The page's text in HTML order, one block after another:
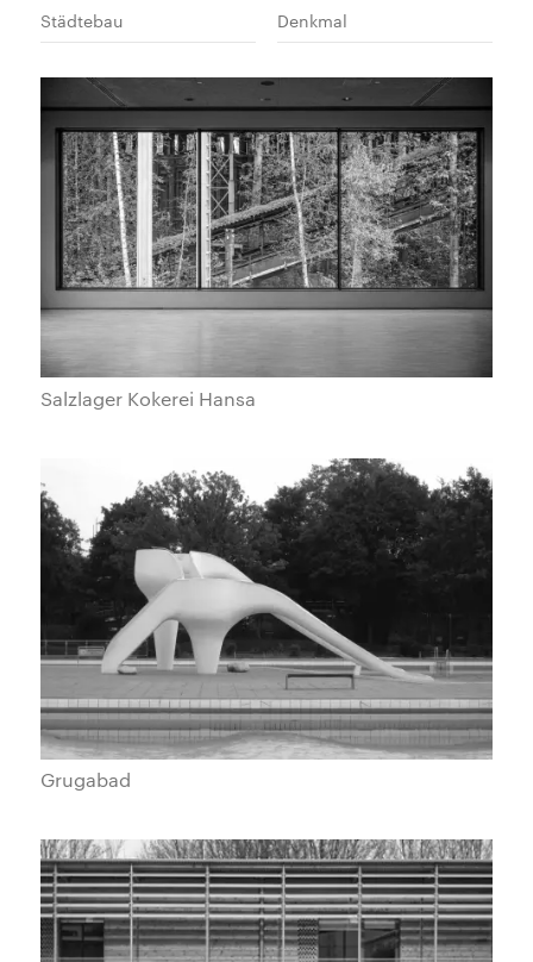
Städtebau
Denkmal
Salzlager Kokerei Hansa
Grugabad